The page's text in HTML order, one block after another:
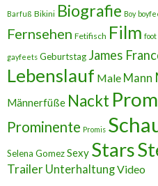
Barfuß Bikini Biografie Boy
Fernsehen Fetifisch Film foot
gayfeets Geburtstag James
Lebenslauf Male Mann
Männerfüße Nackt
Prominente Promis
Selena GomezSexy Stars
Trailer UnterhaltungVideo